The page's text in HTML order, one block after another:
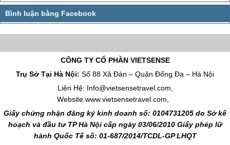
CÔNG TY CỔ PHẦN VIETSENSE
Trụ Sở Tại Hà Nội: Số 88 Xã Đàn – Quận Đống Đa – Hà Nội
Liên Hệ: Info@vietsensetravel.com,
Website:www.vietsensetravel.com,
Giấy chứng nhận đăng ký kinh doanh số: 0104731205 do Sở kế
hoạch và đầu tư TP Hà Nội cấp ngày 03/06/2010 Giấy phép lữ
hành Quốc Tế số: 01-687/2014/TCDL-GP LHQT